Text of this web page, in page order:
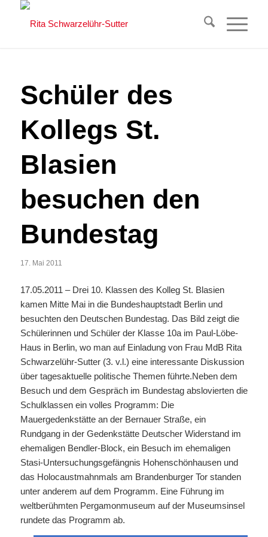
Schüler des
Kollegs St.
Blasien
besuchen den
Bundestag
17. Mai 2011
17.05.2011 – Drei 10. Klassen des Kolleg St. Blasien
kamen Mitte Mai in die Bundeshauptstadt Berlin und
besuchten den Deutschen Bundestag. Das Bild zeigt die
Schülerinnen und Schüler der Klasse 10a im Paul-Löbe-
Haus in Berlin, wo man auf Einladung von Frau MdB Rita
Schwarzelühr-Sutter (3. v.l.) eine interessante Diskussion
über tagesaktuelle politische Themen führte.Neben dem
Besuch und dem Gespräch im Bundestag abslovierten die
Schulklassen ein volles Programm: Die
Mauergedenkstätte an der Bernauer Straße, ein
Rundgang in der Gedenkstätte Deutscher Widerstand im
ehemaligen Bendler-Block, ein Besuch im ehemaligen
Stasi-Untersuchungsgefängnis Hohenschönhausen und
das Holocaustmahnmals am Brandenburger Tor standen
unter anderem auf dem Programm. Eine Führung im
weltberühmten Pergamonmuseum auf der Museumsinsel
rundete das Programm ab.